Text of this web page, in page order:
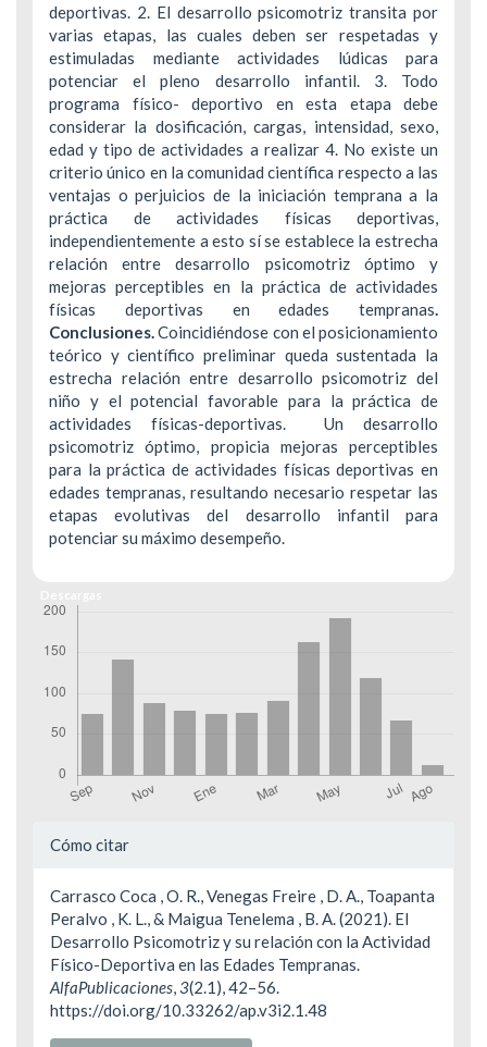
deportivas. 2. El desarrollo psicomotriz transita por
varias etapas, las cuales deben ser respetadas y
estimuladas mediante actividades lúdicas para
potenciar el pleno desarrollo infantil. 3. Todo
programa físico- deportivo en esta etapa debe
considerar la dosificación, cargas, intensidad, sexo,
edad y tipo de actividades a realizar 4. No existe un
criterio único en la comunidad científica respecto a las
ventajas o perjuicios de la iniciación temprana a la
práctica de actividades físicas deportivas,
independientemente a esto sí se establece la estrecha
relación entre desarrollo psicomotriz óptimo y
mejoras perceptibles en la práctica de actividades
físicas deportivas en edades tempranas.
Conclusiones.Coincidiéndose con el posicionamiento
teórico y científico preliminar queda sustentada la
estrecha relación entre desarrollo psicomotriz del
niño y el potencial favorable para la práctica de
actividades físicas-deportivas. Un desarrollo
psicomotriz óptimo, propicia mejoras perceptibles
para la práctica de actividades físicas deportivas en
edades tempranas, resultando necesario respetar las
etapas evolutivas del desarrollo infantil para
potenciar su máximo desempeño.
Detalles
artículo
Cómo citar
Carrasco Coca , O. R., Venegas Freire , D. A., Toapanta
Peralvo , K. L., & Maigua Tenelema , B. A. (2021). El
Desarrollo Psicomotriz y su relación con la Actividad
Físico-Deportiva en las Edades Tempranas.
AlfaPublicaciones,3(2.1), 42–56.
https://doi.org/10.33262/ap.v3i2.1.48